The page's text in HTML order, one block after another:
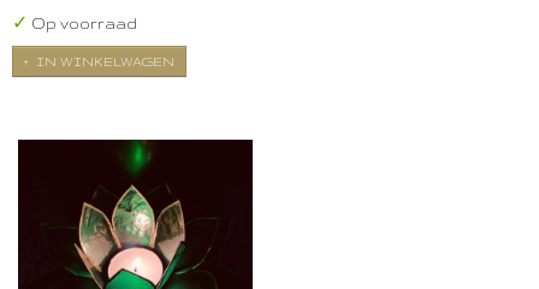
✓ Op voorraad
IN WINKELWAGEN